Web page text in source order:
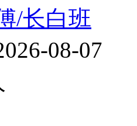
/长白班
08-07